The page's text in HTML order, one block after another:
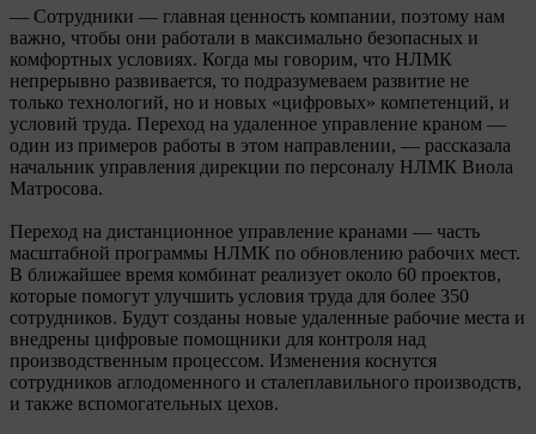
— Сотрудники — главная ценность компании, поэтому нам
важно, чтобы они работали в максимально безопасных и
комфортных условиях. Когда мы говорим, что НЛМК
непрерывно развивается, то подразумеваем развитие не
только технологий, но и новых «цифровых» компетенций, и
условий труда. Переход на удаленное управление краном —
один из примеров работы в этом направлении, — рассказала
начальник управления дирекции по персоналу НЛМК Виола
Матросова.
Переход на дистанционное управление кранами — часть
масштабной программы НЛМК по обновлению рабочих мест.
В ближайшее время комбинат реализует около 60 проектов,
которые помогут улучшить условия труда для более 350
сотрудников. Будут созданы новые удаленные рабочие места и
внедрены цифровые помощники для контроля над
производственным процессом. Изменения коснутся
сотрудников аглодоменного и сталеплавильного производств,
и также вспомогательных цехов.